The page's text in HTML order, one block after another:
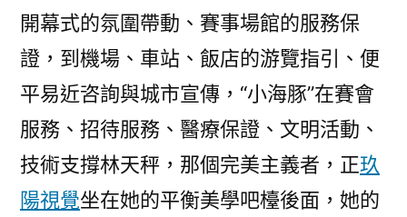
傳
08
靠
設
計
品
牌
開幕式的氛圍帶動、賽事場館的服務保
證，到機場、車站、飯店的游覽指引、便
平易近咨詢與城市宣傳，“小海豚”在賽會
服務、招待服務、醫療保證、文明活動、
技術支撐林天秤，那個完美主義者，正玖
陽視覺坐在她的平衡美學吧檯後面，她的